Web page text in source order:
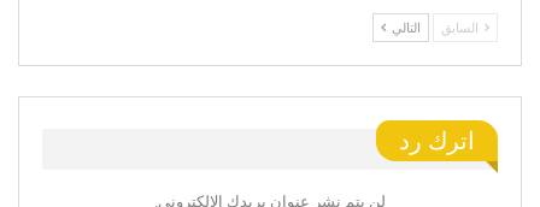
السابق التالي
اترك رد
لن يتم نشر عنوان بريدك الإلكتروني.